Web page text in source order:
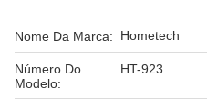
Nome Da Marca: Hometech
Número Do
Modelo:
HT-923